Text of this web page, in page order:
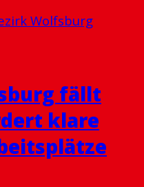
Wolfsburg
fällt
klare